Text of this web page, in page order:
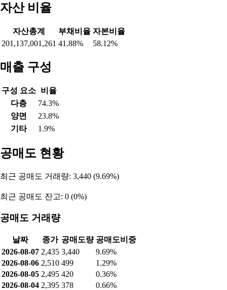
자산 비율
자산총계 부채비율 자본비율
201,137,001,261 41.88% 58.12%
매출 구성
구성 요소 비율
다층
74.3%
양면
23.8%
기타
1.9%
공매도 현황
최근 공매도 거래량: 3,440 (9.69%)
최근 공매도 잔고: 0 (0%)
공매도 거래량
날짜 종가 공매도량 공매도비중
2026-08-07 2,435 3,440
9.69%
2026-08-06 2,510 499
1.29%
2026-08-05 2,495 420
0.36%
2026-08-04 2,395 378
0.66%